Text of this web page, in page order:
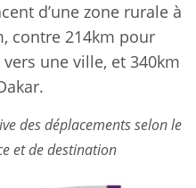
d’une zone rurale à
contre 214km pour
une ville, et 340km
des déplacements selon le
et de destination